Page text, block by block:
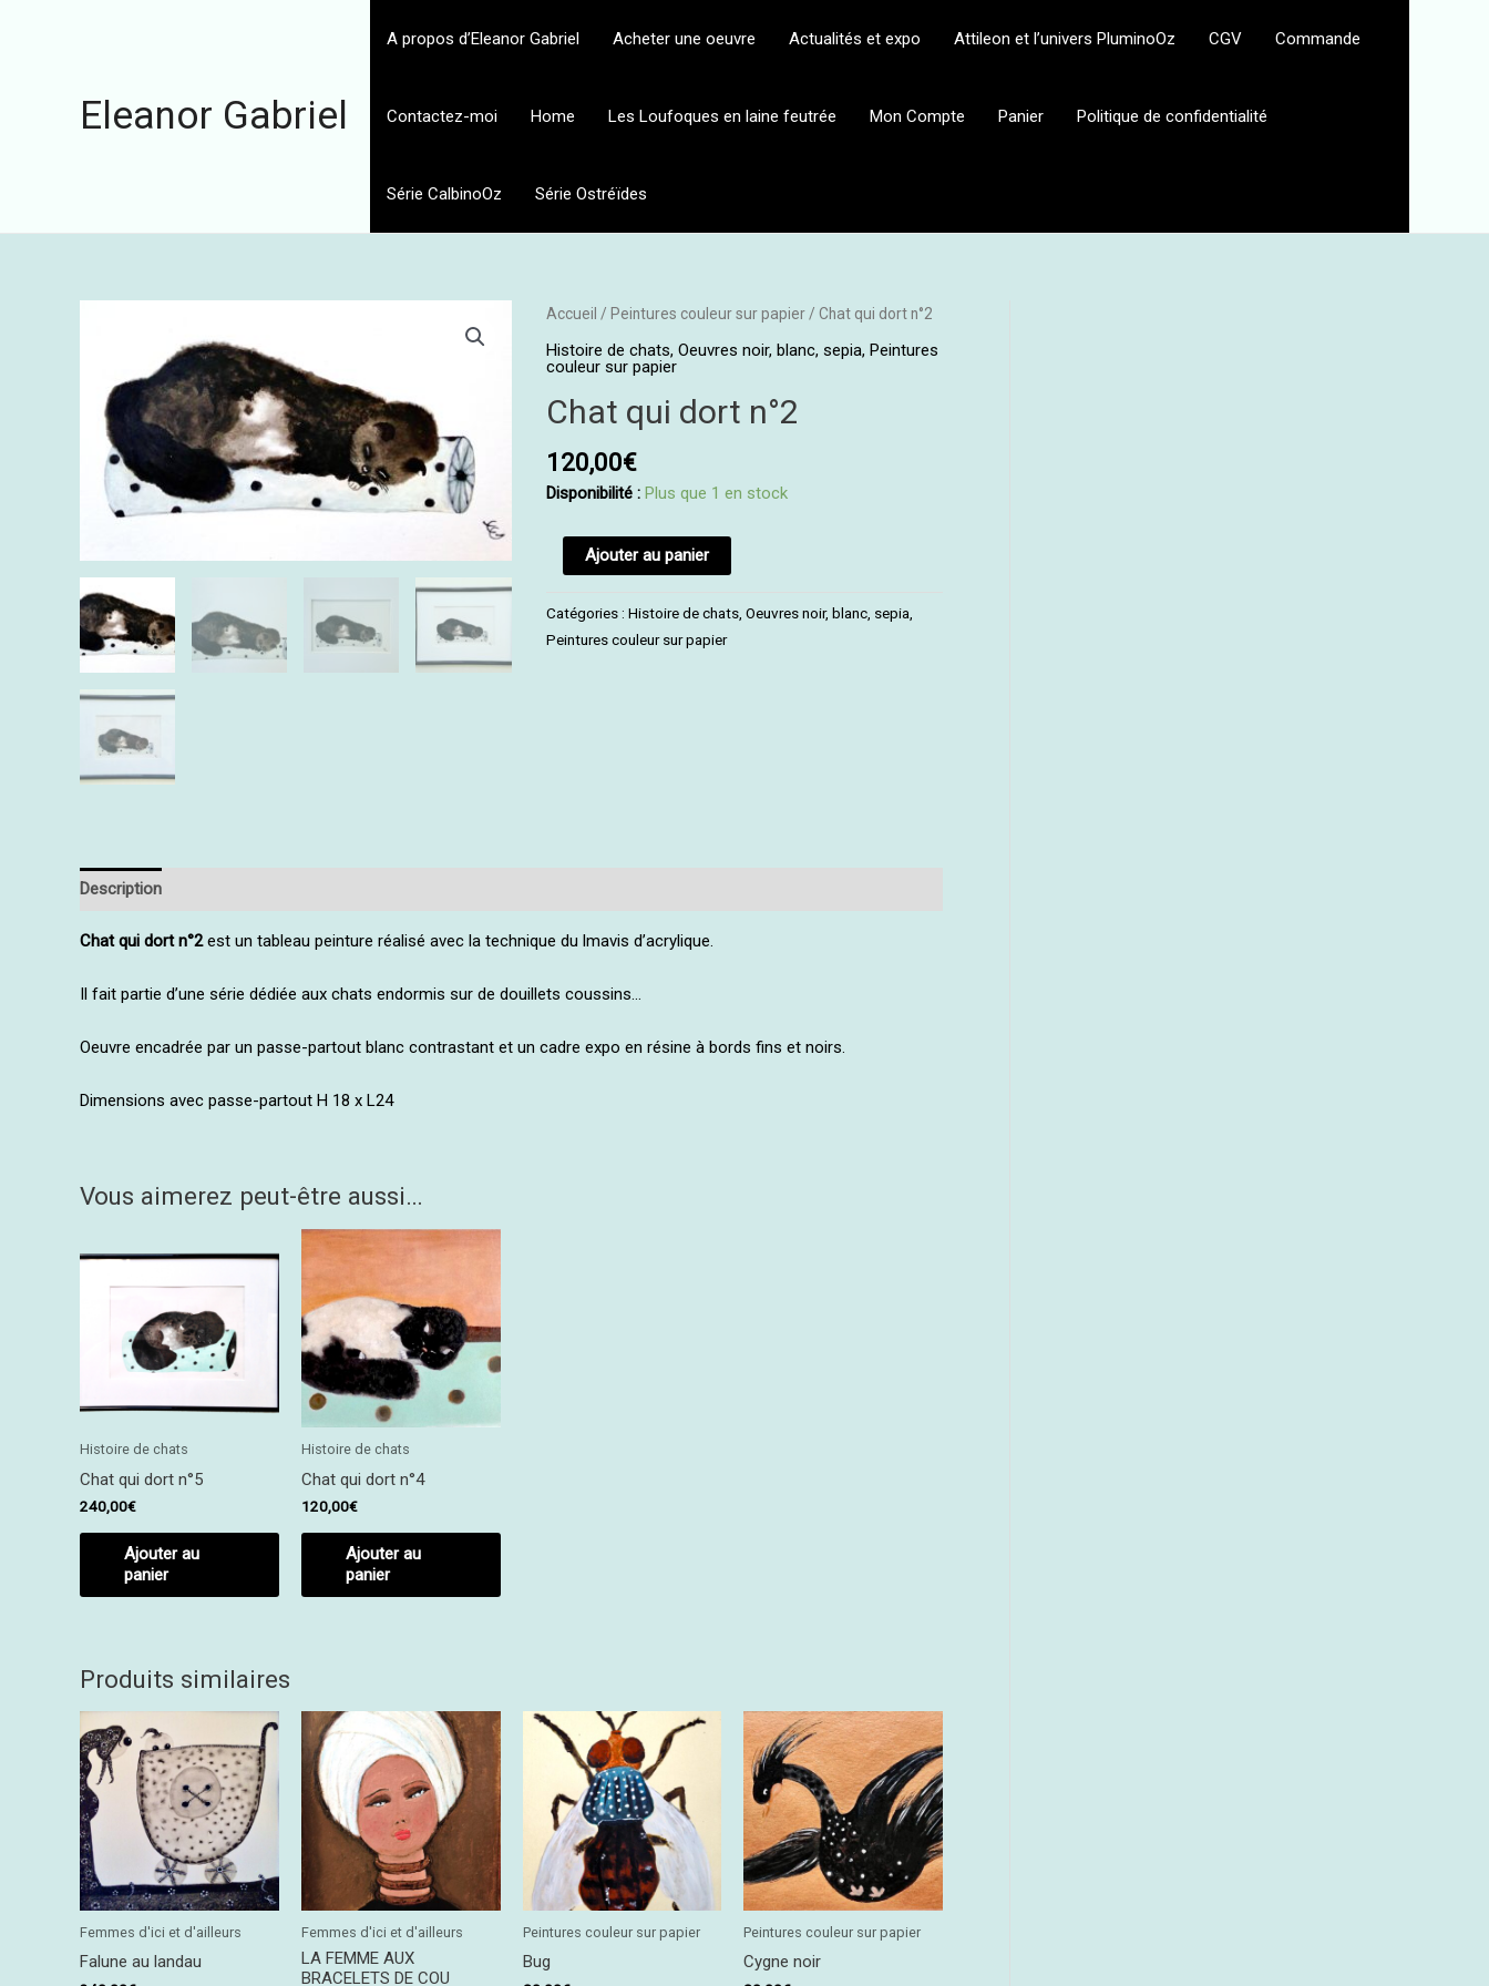
Eleanor Gabriel
A propos d’Eleanor Gabriel Acheter une oeuvre Actualités et expo Attileon et l’univers PluminoOz CGV Commande
Contactez-moi Home Les Loufoques en laine feutrée Mon Compte Panier Politique de confidentialité
Série CalbinoOz Série Ostréïdes
Accueil / Peintures couleur sur papier/ Chat qui dort n°2
Histoire de chats, Oeuvres noir, blanc, sepia, Peintures
couleur sur papier
Chat qui dort n°2
120,00€
Disponibilité : Plus que 1 en stock
quantité
de
Chat
dort
Ajouter au panier
Catégories : Histoire de chats, Oeuvres noir, blanc, sepia,
Peintures couleur sur papier
Description
Chat qui dort n°2est un tableau peinture réalisé avec la technique du lmavis d’acrylique.
Il fait partie d’une série dédiée aux chats endormis sur de douillets coussins…
Oeuvre encadrée par un passe-partout blanc contrastant et un cadre expo en résine à bords fins et noirs.
Dimensions avec passe-partout H 18 x L24
Vous aimerez peut-être aussi…
Histoire de chats
Chat qui dort n°5
240,00€
Ajouter au
panier
Histoire de chats
Chat qui dort n°4
120,00€
Ajouter au
panier
Produits similaires
Femmes d'ici et d'ailleurs
Falune au landau
Femmes d'ici et d'ailleurs
LA FEMME AUX
BRACELETS DE COU
Peintures couleur sur papier
Bug
Peintures couleur sur papier
Cygne noir